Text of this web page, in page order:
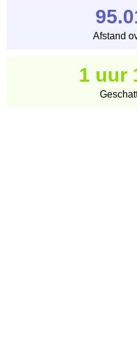
Afstand
1 uur